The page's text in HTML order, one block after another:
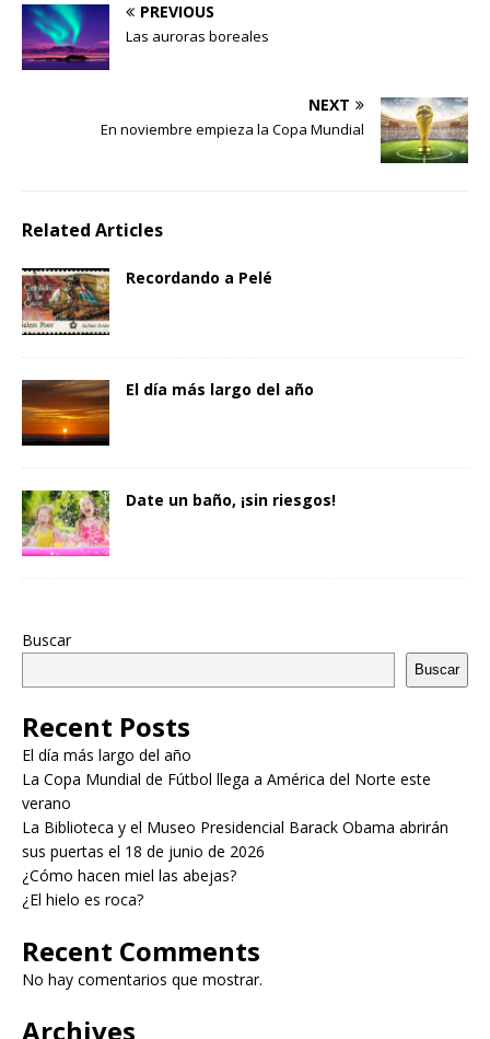
PREVIOUS
Las auroras boreales
NEXT
En noviembre empieza la Copa Mundial
Related Articles
Recordando a Pelé
El día más largo del año
Date un baño, ¡sin riesgos!
Buscar
Buscar
Recent Posts
El día más largo del año
La Copa Mundial de Fútbol llega a América del Norte este
verano
La Biblioteca y el Museo Presidencial Barack Obama abrirán
sus puertas el 18 de junio de 2026
¿Cómo hacen miel las abejas?
¿El hielo es roca?
Recent Comments
No hay comentarios que mostrar.
Archives